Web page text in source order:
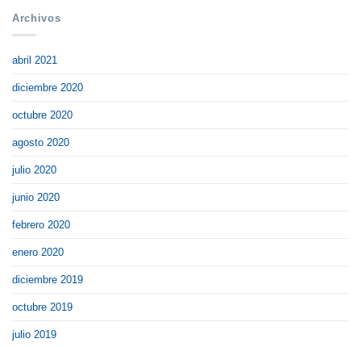
Archivos
abril 2021
diciembre 2020
octubre 2020
agosto 2020
julio 2020
junio 2020
febrero 2020
enero 2020
diciembre 2019
octubre 2019
julio 2019